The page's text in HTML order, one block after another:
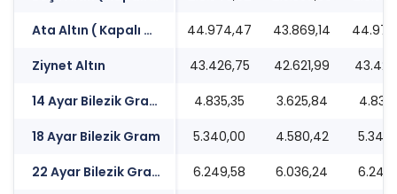
Ata Altın ( Kapalı Çarşı )
44.974,47 43.869,14
Ziynet Altın
43.426,75 42.621,99
14 Ayar Bilezik Gram
4.835,35 3.625,84
18 Ayar Bilezik Gram
5.340,00 4.580,42
22 Ayar Bilezik Gram
6.249,58 6.036,24